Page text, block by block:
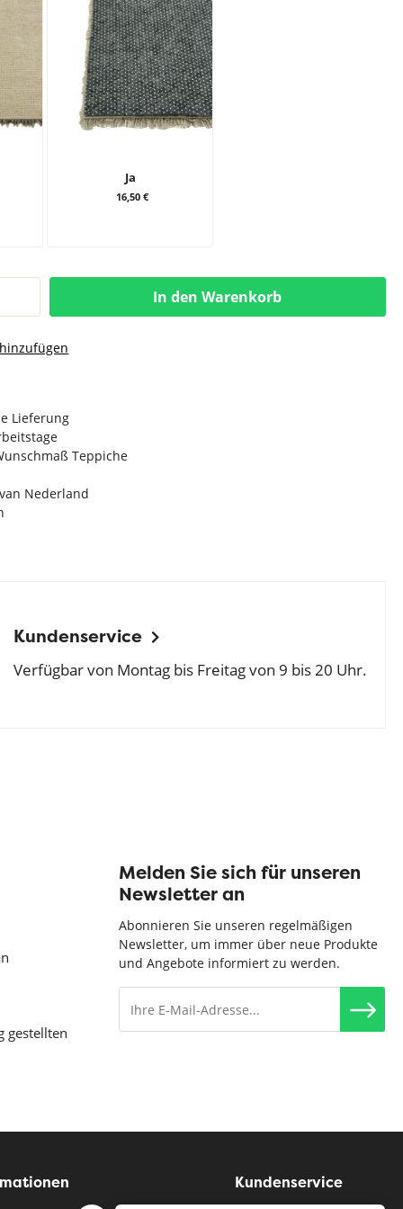
Ja
16,50 €
In den Warenkorb
Lieferung
Teppiche
Nederland
Kundenservice
Verfügbar von Montag bis Freitag von 9 bis 20 Uhr.
gestellten
Melden Sie sich für unseren
Newsletter an
Abonnieren Sie unseren regelmäßigen
Newsletter, um immer über neue Produkte
und Angebote informiert zu werden.
Kundenservice